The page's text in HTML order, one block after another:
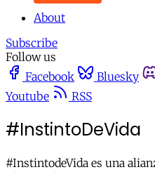
About
Subscribe
Follow us
Facebook
Bluesky
Youtube
RSS
#InstintoDeVida
#InstintodeVida es una